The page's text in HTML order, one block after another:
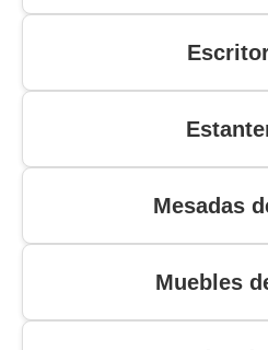
Mesadas
Muebles